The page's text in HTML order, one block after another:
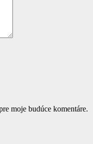
moje budúce komentáre.